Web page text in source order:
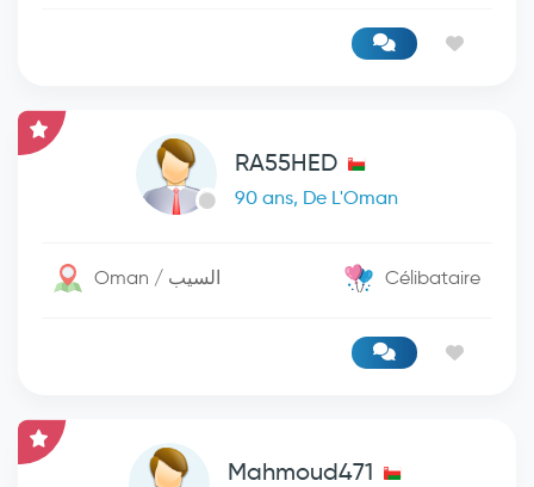
RA55HED
90 ans, De L'Oman
Oman / السيب Célibataire
Mahmoud471